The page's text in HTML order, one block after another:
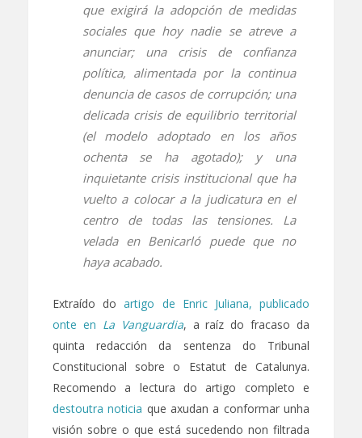
que exigirá la adopción de medidas
sociales que hoy nadie se atreve a
anunciar; una crisis de confianza
política, alimentada por la continua
denuncia de casos de corrupción; una
delicada crisis de equilibrio territorial
(el modelo adoptado en los años
ochenta se ha agotado); y una
inquietante crisis institucional que ha
vuelto a colocar a la judicatura en el
centro de todas las tensiones. La
velada en Benicarló puede que no
haya acabado.
Extraído doartigo de Enric Juliana, publicado
onte en La Vanguardia, a raíz do fracaso da
quinta redacción da sentenza do Tribunal
Constitucional sobre o Estatut de Catalunya.
Recomendo a lectura do artigo completo e
destoutra noticia que axudan a conformar unha
visión sobre o que está sucedendo non filtrada